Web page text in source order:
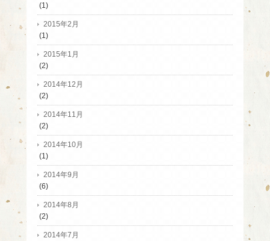
(1)
2015年2月
(1)
2015年1月
(2)
2014年12月
(2)
2014年11月
(2)
2014年10月
(1)
2014年9月
(6)
2014年8月
(2)
2014年7月